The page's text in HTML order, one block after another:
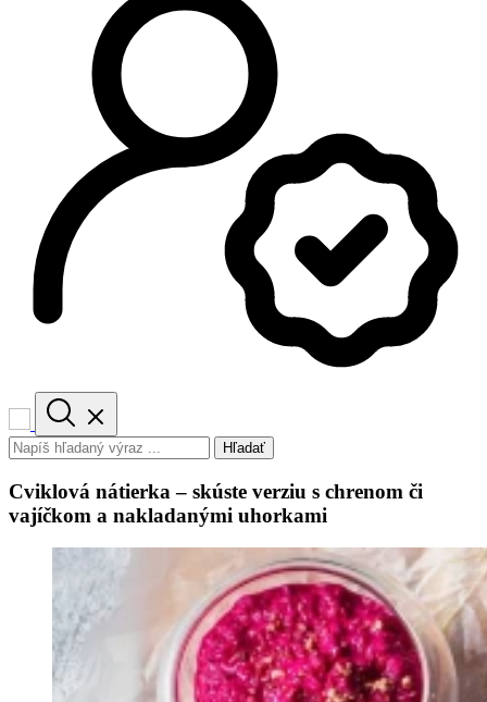
Hľadať
Cviklová nátierka – skúste verziu s chrenom či
vajíčkom a nakladanými uhorkami